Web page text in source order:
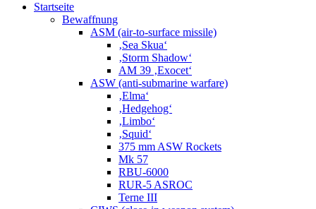
Startseite
Bewaffnung
ASM (air-to-surface missile)
‚Sea Skua‘
‚Storm Shadow‘
AM 39 ‚Exocet‘
ASW (anti-submarine warfare)
‚Elma‘
‚Hedgehog‘
‚Limbo‘
‚Squid‘
375 mm ASW Rockets
Mk 57
RBU-6000
RUR-5 ASROC
Terne III